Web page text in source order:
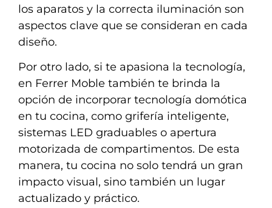
los aparatos y la correcta iluminación son
aspectos clave que se consideran en cada
diseño.
Por otro lado, si te apasiona la tecnología,
en Ferrer Moble también te brinda la
opción de incorporar tecnología domótica
en tu cocina, como grifería inteligente,
sistemas LED graduables o apertura
motorizada de compartimentos. De esta
manera, tu cocina no solo tendrá un gran
impacto visual, sino también un lugar
actualizado y práctico.